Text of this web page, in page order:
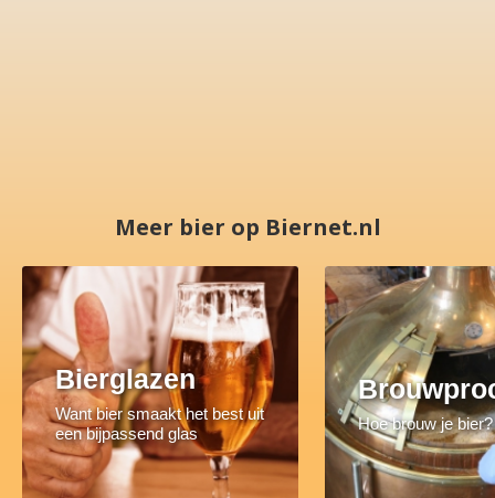
Meer bier op Biernet.nl
Bierglazen
Want bier smaakt het best uit
een bijpassend glas
Hoe brouw je bier?